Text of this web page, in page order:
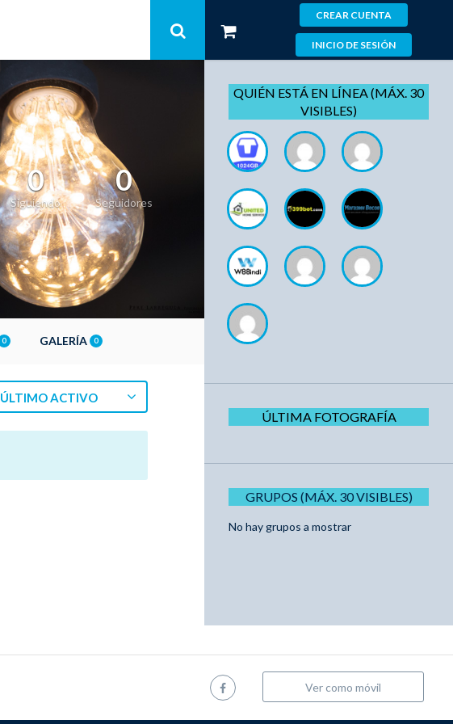
CREAR CUENTA
INICIO DE SESIÓN
0
Siguiendo
0
Seguidores
0 GALERÍA 0
ÚLTIMO ACTIVO
QUIÉN ESTÁ EN LÍNEA (MÁX. 30
VISIBLES)
ÚLTIMA FOTOGRAFÍA
GRUPOS (MÁX. 30 VISIBLES)
No hay grupos a mostrar